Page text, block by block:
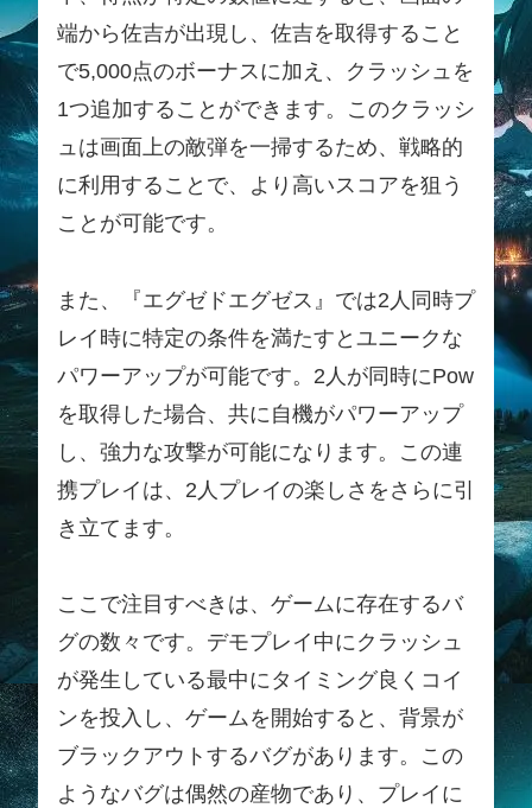
端から佐吉が出現し、佐吉を取得すること
で5,000点のボーナスに加え、クラッシュを
1つ追加することができます。このクラッシ
ュは画面上の敵弾を一掃するため、戦略的
に利用することで、より高いスコアを狙う
ことが可能です。
また、『エグゼドエグゼス』では2人同時プ
レイ時に特定の条件を満たすとユニークな
パワーアップが可能です。2人が同時にPow
を取得した場合、共に自機がパワーアップ
し、強力な攻撃が可能になります。この連
携プレイは、2人プレイの楽しさをさらに引
き立てます。
ここで注目すべきは、ゲームに存在するバ
グの数々です。デモプレイ中にクラッシュ
が発生している最中にタイミング良くコイ
ンを投入し、ゲームを開始すると、背景が
ブラックアウトするバグがあります。この
ようなバグは偶然の産物であり、プレイに